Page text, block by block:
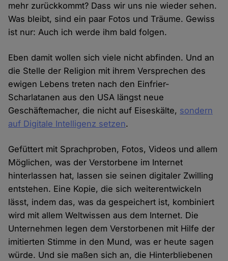
mehr zurückkommt? Dass wir uns nie wieder sehen.
Was bleibt, sind ein paar Fotos und Träume. Gewiss
ist nur: Auch ich werde ihm bald folgen.
Eben damit wollen sich viele nicht abfinden. Und an
die Stelle der Religion mit ihrem Versprechen des
ewigen Lebens treten nach den Einfrier-
Scharlatanen aus den USA längst neue
Geschäftemacher, die nicht auf Eiseskälte, sondern
auf Digitale Intelligenz setzen.
Gefüttert mit Sprachproben, Fotos, Videos und allem
Möglichen, was der Verstorbene im Internet
hinterlassen hat, lassen sie seinen digitaler Zwilling
entstehen. Eine Kopie, die sich weiterentwickeln
lässt, indem das, was da gespeichert ist, kombiniert
wird mit allem Weltwissen aus dem Internet. Die
Unternehmen legen dem Verstorbenen mit Hilfe der
imitierten Stimme in den Mund, was er heute sagen
würde. Und sie maßen sich an, die Hinterbliebenen